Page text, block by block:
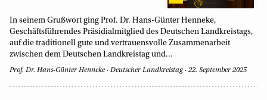
In seinem Grußwort ging Prof. Dr. Hans-Günter Henneke,
Geschäftsführendes Präsidialmitglied des Deutschen Landkreistags,
auf die traditionell gute und vertrauensvolle Zusammenarbeit
zwischen dem Deutschen Landkreistag und...
Prof. Dr. Hans-Günter Henneke· Deutscher Landkreistag · 22. September 2025